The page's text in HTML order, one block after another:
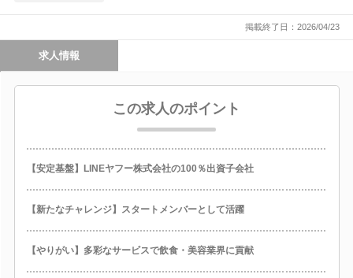
掲載終了日：2026/04/23
求人情報
この求人のポイント
【安定基盤】LINEヤフー株式会社の100％出資子会社
【新たなチャレンジ】スタートメンバーとして活躍
【やりがい】多彩なサービスで飲食・美容業界に貢献